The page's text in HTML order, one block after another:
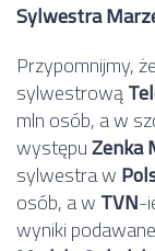
Sylwestra
Przypomnijmy, że
sylwestrową
mln osób, a w
występuZenka
sylwestra w
osób, a wTVN-
wyniki